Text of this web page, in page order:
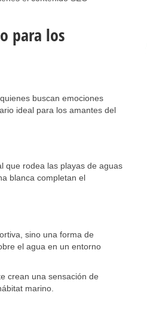
para los
buscan emociones
ideal para los amantes del
que rodea las playas de aguas
blanca completan el
sino una forma de
el agua en un entorno
crean una sensación de
marino.